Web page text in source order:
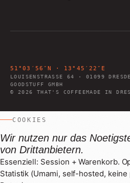
51°03′56″N · 13°45′22″E
51°03′56″N · 13°45′22″E
LOUISENSTRASSE 64 ·01099
GOODSTUFF GMBH
© 2026 THAT'S COFFEEMADE IN
COOKIES
Wir nutzen nur das
von Drittanbietern.
Essenziell: Session + Warenkorb.
Statistik (Umami, self-hosted,